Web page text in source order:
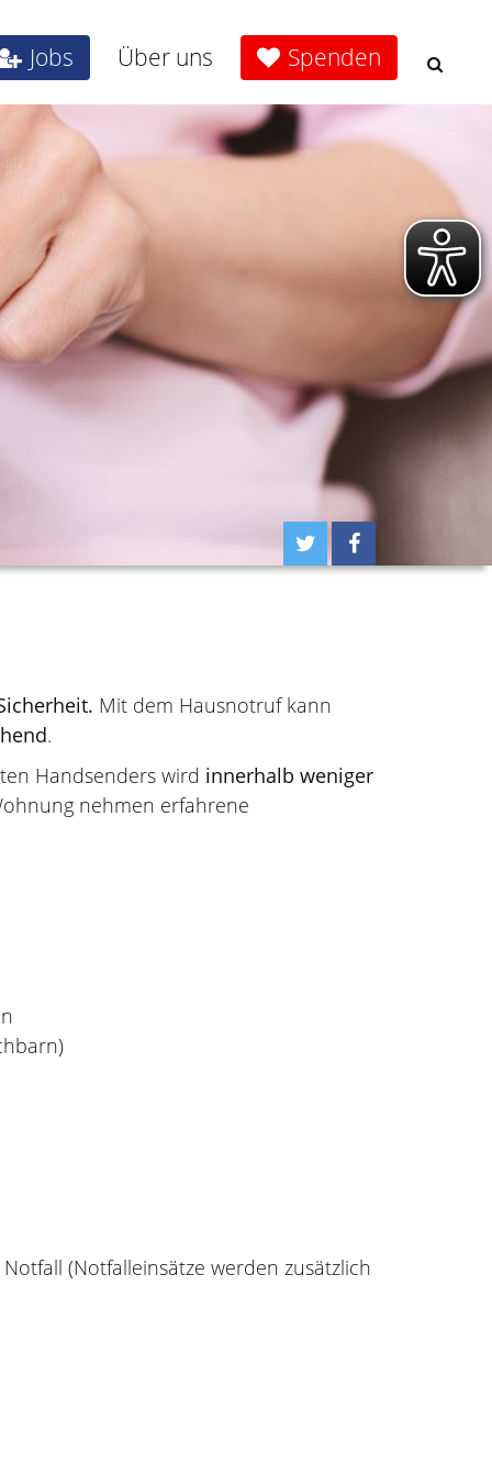
Jobs Über uns Spenden
Mit dem Hausnotruf kann
.
Handsenders wird innerhalb weniger
nehmen erfahrene
(Notfalleinsätze werden zusätzlich